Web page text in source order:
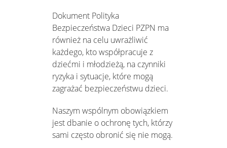
Dokument Polityka
Bezpieczeństwa Dzieci PZPN ma
również na celu uwrażliwić
każdego, kto współpracuje z
dziećmi i młodzieżą, na czynniki
ryzyka i sytuacje, które mogą
zagrażać bezpieczeństwu dzieci.
Naszym wspólnym obowiązkiem
jest dbanie o ochronę tych, którzy
sami często obronić się nie mogą.